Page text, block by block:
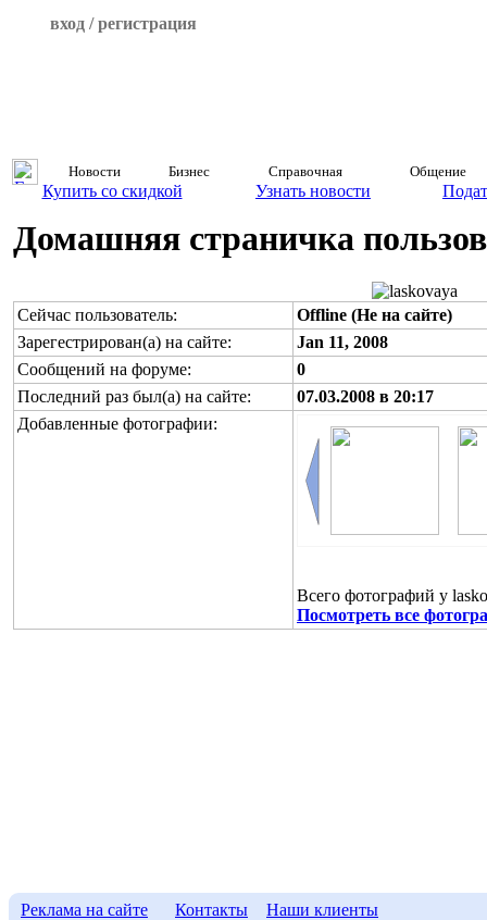
вход / регистрация
Новости Бизнес Справочная Общение
Купить со скидкой Узнать новости
Домашняя страничка
Сейчас пользователь:
Offline (Не на сайте)
Зарегестрирован(а) на сайте:
Jan 11, 2008
Сообщений на форуме:
0
Последний раз был(а) на сайте:
07.03.2008 в 20:17
Добавленные фотографии:
Всего фотографий у
Посмотреть все
Реклама на сайте Контакты Наши клиенты